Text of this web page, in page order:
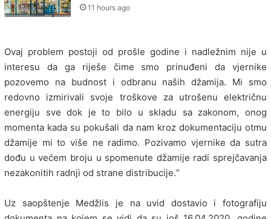
11 hours ago
Ovaj problem postoji od prošle godine i nadležnim nije u
interesu da ga riješe čime smo prinuđeni da vjernike
pozovemo na budnost i odbranu naših džamija. Mi smo
redovno izmirivali svoje troškove za utrošenu električnu
energiju sve dok je to bilo u skladu sa zakonom, onog
momenta kada su pokušali da nam kroz dokumentaciju otmu
džamije mi to više ne radimo. Pozivamo vjernike da sutra
dođu u većem broju u spomenute džamije radi sprejčavanja
nezakonitih radnji od strane distribucije.“
Uz saopštenje Medžlis je na uvid dostavio i fotografiju